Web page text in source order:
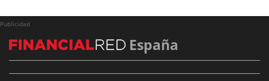
Publicidad
España